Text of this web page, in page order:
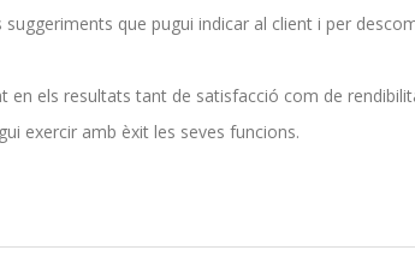
que pugui indicar al client i per
els resultats tant de satisfacció com de
exercir amb èxit les seves funcions.